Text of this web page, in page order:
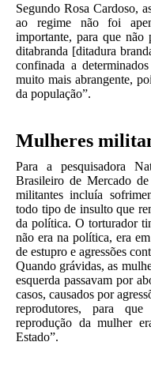
Segundo Rosa Cardoso,
ao regime não foi
importante, para que não
ditabranda [ditadura
confinada a
muito mais abrangente,
da população”.
Mulheres
Para a pesquisadora
Brasileiro de Mercado
militantes incluía
todo tipo de insulto que
da política. O torturador
não era na política, era
de estupro e agressões
Quando grávidas, as
esquerda passavam por
casos, causados por
reprodutores, para que
reprodução da mulher
Estado”.